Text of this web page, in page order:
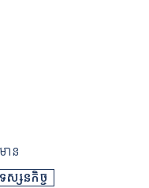
ាន
ទស្សនកិច្ច